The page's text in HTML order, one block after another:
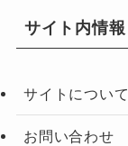
サイト内情報
サイトについて
お問い合わせ